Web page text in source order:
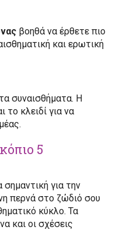
βοηθά να έρθετε πιο
και ερωτική
συναισθήματα. Η
το κλειδί για να
5
σημαντική για την
περνά στο ζώδιό σου
κύκλο. Τα
και οι σχέσεις